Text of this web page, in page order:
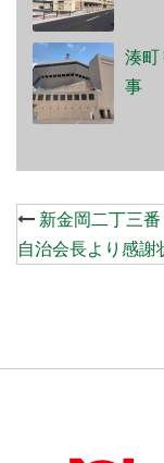
湊町
事
Post
新金岡二丁三
自治会長より感